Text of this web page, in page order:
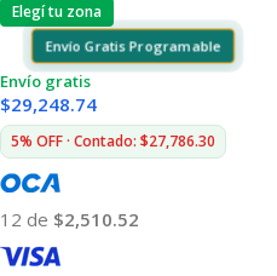
Elegí tu zona
Envío Gratis Programable
Envío gratis
$29,248.74
5% OFF · Contado: $27,786.30
12 de $2,510.52